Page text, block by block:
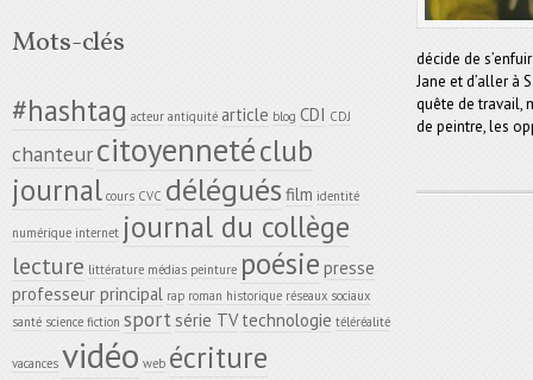
décide de
Jane et d’aller à
quête de travail,
de peintre, les
Mots-clés
#hashtag acteur antiquité article blog CDI CDJ
chanteurcitoyennetéclub
journal cours CVC délégués film identité
numérique internet journal du collège
lecture littérature médias peinture poésie presse
professeur principal rap roman historique réseaux sociaux
santé science fiction sportsérie TV technologie téléréalité
vacances vidéo web écriture